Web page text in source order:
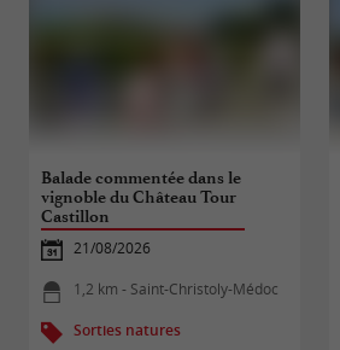
Balade commentée dans le
vignoble du Château Tour
Castillon
21/08/2026
1,2 km - Saint-Christoly-Médoc
Sorties natures